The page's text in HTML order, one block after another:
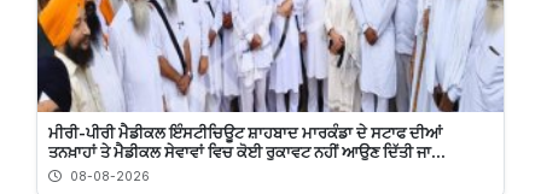
ਮੀਰੀ-ਪੀਰੀ ਮੈਡੀਕਲ ਇੰਸਟੀਚਿਊਟ ਸ਼ਾਹਬਾਦ ਮਾਰਕੰਡਾ ਦੇ ਸਟਾਫ ਦੀਆਂ
ਤਨਖ਼ਾਹਾਂ ਤੇ ਮੈਡੀਕਲ ਸੇਵਾਵਾਂ ਵਿਚ ਕੋਈ ਰੁਕਾਵਟ ਨਹੀਂ ਆਉਣ ਦਿੱਤੀ ਜਾ...
08-08-2026